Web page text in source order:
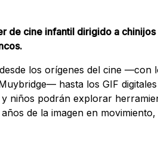
de cine infantil dirigido a
los orígenes del cine —con
hasta los GIF
niños podrán explorar
de la imagen en